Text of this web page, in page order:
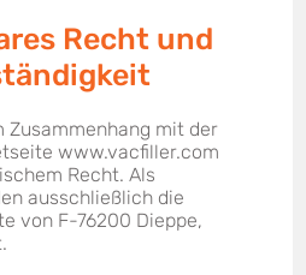
Recht und
Zusammenhang mit der
www.vacfiller.com
Recht. Als
ausschließlich die
von F-76200 Dieppe,